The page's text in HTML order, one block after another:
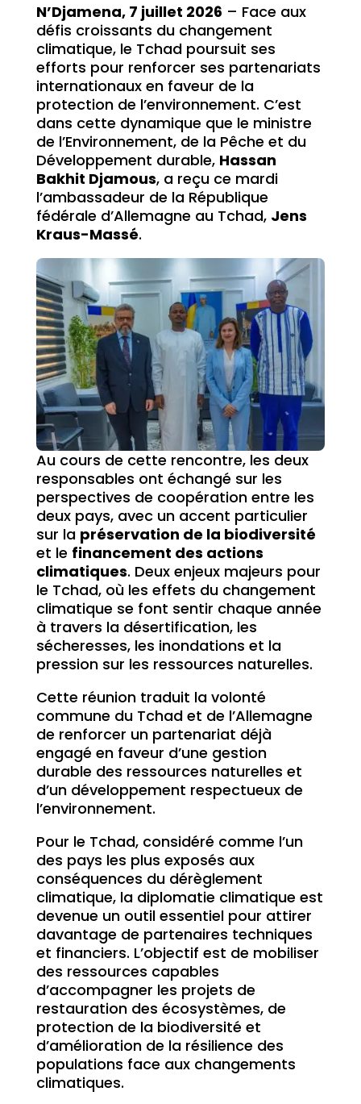
N’Djamena, 7 juillet 2026 – Face aux
défis croissants du changement
climatique, le Tchad poursuit ses
efforts pour renforcer ses partenariats
internationaux en faveur de la
protection de l’environnement. C’est
dans cette dynamique que le ministre
de l’Environnement, de la Pêche et du
Développement durable, Hassan
Bakhit Djamous, a reçu ce mardi
l’ambassadeur de la République
fédérale d’Allemagne au Tchad, Jens
Kraus-Massé.
Au cours de cette rencontre, les deux
responsables ont échangé sur les
perspectives de coopération entre les
deux pays, avec un accent particulier
sur la préservation de la biodiversité
et le financement des actions
climatiques. Deux enjeux majeurs pour
le Tchad, où les effets du changement
climatique se font sentir chaque année
à travers la désertification, les
sécheresses, les inondations et la
pression sur les ressources naturelles.
Cette réunion traduit la volonté
commune du Tchad et de l’Allemagne
de renforcer un partenariat déjà
engagé en faveur d’une gestion
durable des ressources naturelles et
d’un développement respectueux de
l’environnement.
Pour le Tchad, considéré comme l’un
des pays les plus exposés aux
conséquences du dérèglement
climatique, la diplomatie climatique est
devenue un outil essentiel pour attirer
davantage de partenaires techniques
et financiers. L’objectif est de mobiliser
des ressources capables
d’accompagner les projets de
restauration des écosystèmes, de
protection de la biodiversité et
d’amélioration de la résilience des
populations face aux changements
climatiques.